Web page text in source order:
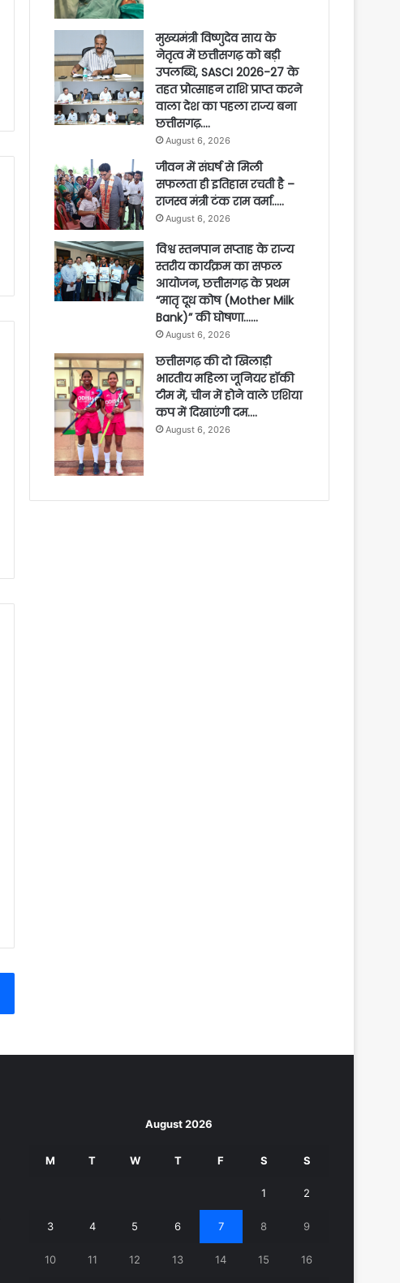
मुख्यमंत्री विष्णुदेव साय के
नेतृत्व में छत्तीसगढ़ को बड़ी
उपलब्धि, SASCI 2026-27 के
तहत प्रोत्साहन राशि प्राप्त करने
वाला देश का पहला राज्य बना
छत्तीसगढ़….
August 6, 2026
जीवन में संघर्ष से मिली
सफलता ही इतिहास रचती है –
राजस्व मंत्री टंक राम वर्मा…..
August 6, 2026
विश्व स्तनपान सप्ताह के राज्य
स्तरीय कार्यक्रम का सफल
आयोजन, छत्तीसगढ़ के प्रथम
“मातृ दूध कोष (Mother Milk
Bank)” की घोषणा……
August 6, 2026
छत्तीसगढ़ की दो खिलाड़ी
भारतीय महिला जूनियर हॉकी
टीम में, चीन में होने वाले एशिया
कप में दिखाएंगी दम….
August 6, 2026
August 2026
M T W T F S S
1 2
3 4 5 6 7 8 9
10 11 12 13 14 15 16